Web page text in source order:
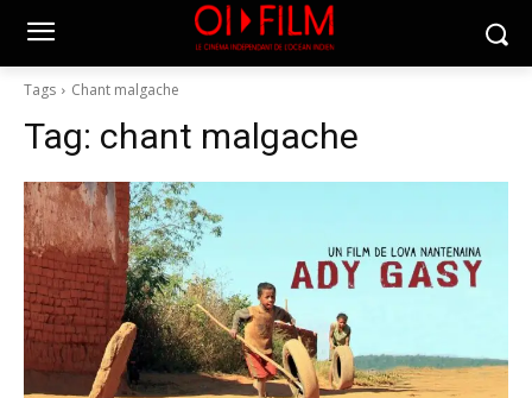
Tags Chant malgache
Tag: chant malgache